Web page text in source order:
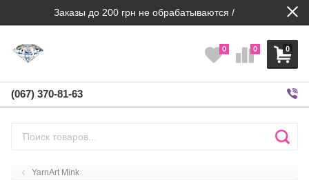
Заказы до 200 грн не обрабатываются /
0
0 0
(067) 370-81-63
YarnArt Mink